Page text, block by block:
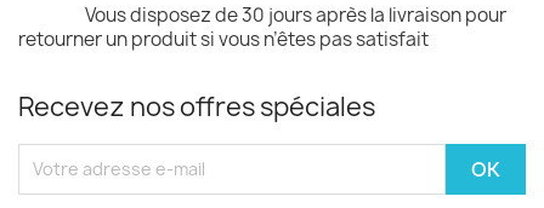
Vous disposez de 30 jours après la livraison pour
retourner un produit si vous n’êtes pas satisfait
Recevez nos offres spéciales